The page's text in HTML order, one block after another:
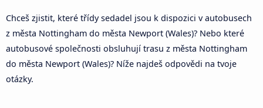
Chceš zjistit, které třídy sedadel jsou k dispozici v autobusech
z města Nottingham do města Newport (Wales)? Nebo které
autobusové společnosti obsluhují trasu z města Nottingham
do města Newport (Wales)? Níže najdeš odpovědi na tvoje
otázky.